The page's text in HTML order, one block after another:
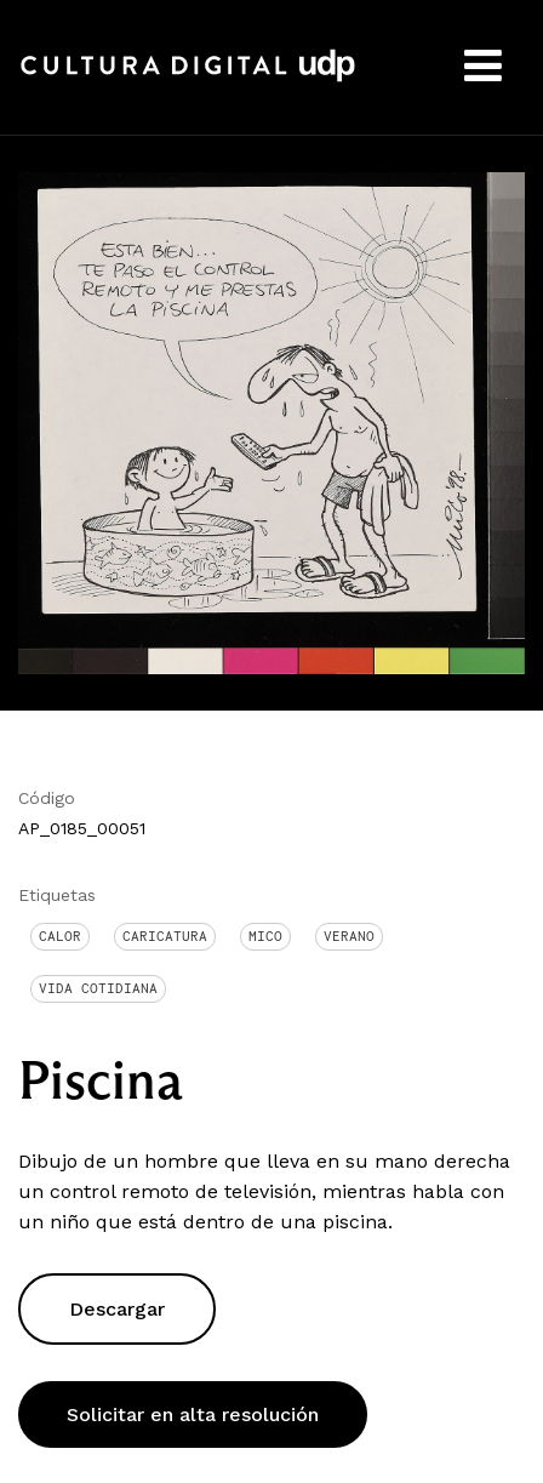
Código
AP_0185_00051
Etiquetas
CALOR CARICATURA MICO VERANO
VIDA COTIDIANA
Piscina
Dibujo de un hombre que lleva en su mano derecha
un control remoto de televisión, mientras habla con
un niño que está dentro de una piscina.
Descargar
Solicitar en alta resolución